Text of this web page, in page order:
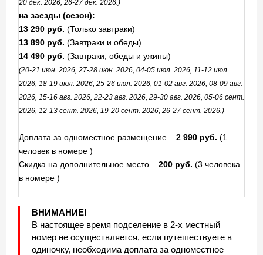
20 дек. 2026, 26-27 дек. 2026.)
на заезды (сезон):
13 290 руб. (Только завтраки)
13 890 руб. (Завтраки и обеды)
14 490 руб. (Завтраки, обеды и ужины)
(20-21 июн. 2026, 27-28 июн. 2026, 04-05 июл. 2026, 11-12 июл.
2026, 18-19 июл. 2026, 25-26 июл. 2026, 01-02 авг. 2026, 08-09 авг.
2026, 15-16 авг. 2026, 22-23 авг. 2026, 29-30 авг. 2026, 05-06 сент.
2026, 12-13 сент. 2026, 19-20 сент. 2026, 26-27 сент. 2026.)
Доплата за одноместное размещение – 2 990 руб. (1
человек в номере )
Скидка на дополнительное место – 200 руб. (3 человека
в номере )
ВНИМАНИЕ!
В настоящее время подселение в 2-х местный
номер не осуществляется, если путешествуете в
одиночку, необходима доплата за одноместное